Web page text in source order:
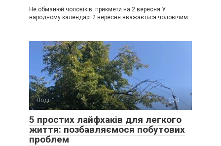
Не обманюй чоловіків: прикмети на 2 вересня У
народному календарі 2 вересня вважається чоловічим
Події 0
5 простих лайфхаків для легкого
життя: позбавляємося побутових
проблем